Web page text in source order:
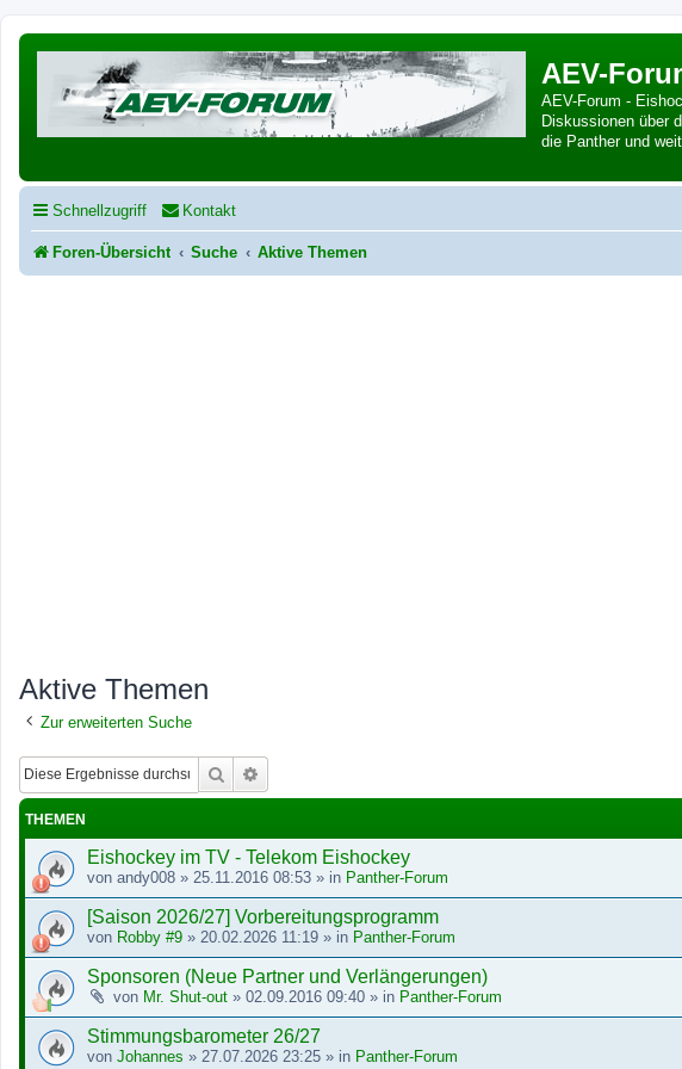
AEV-
AEV-Forum -
Diskussionen über
die Panther und
Schnellzugriff Kontakt
Foren-Übersicht Suche Aktive Themen
Aktive Themen
Zur erweiterten Suche
Suche
THEMEN
Eishockey im TV - Telekom Eishockey
von andy008 » 25.11.2016 08:53 » in Panther-Forum
[Saison 2026/27] Vorbereitungsprogramm
von Robby #9 » 20.02.2026 11:19 » in Panther-Forum
Sponsoren (Neue Partner und Verlängerungen)
von Mr. Shut-out » 02.09.2016 09:40 » in Panther-Forum
Stimmungsbarometer 26/27
von Johannes » 27.07.2026 23:25 » in Panther-Forum